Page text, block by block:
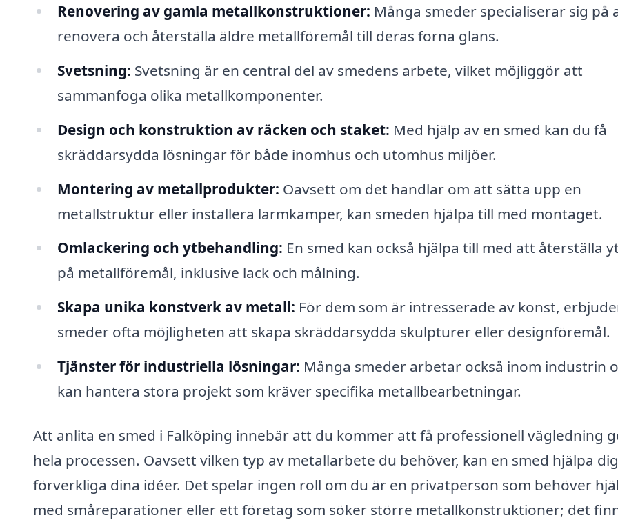
Renovering av gamla metallkonstruktioner: Många smeder specialiserar sig på
renovera och återställa äldre metallföremål till deras forna glans.
Svetsning: Svetsning är en central del av smedens arbete, vilket möjliggör att
sammanfoga olika metallkomponenter.
Design och konstruktion av räcken och staket: Med hjälp av en smed kan du få
skräddarsydda lösningar för både inomhus och utomhus miljöer.
Montering av metallprodukter: Oavsett om det handlar om att sätta upp en
metallstruktur eller installera larmkamper, kan smeden hjälpa till med montaget.
Omlackering och ytbehandling: En smed kan också hjälpa till med att återställa
på metallföremål, inklusive lack och målning.
Skapa unika konstverk av metall: För dem som är intresserade av konst,
smeder ofta möjligheten att skapa skräddarsydda skulpturer eller designföremål.
Tjänster för industriella lösningar: Många smeder arbetar också inom industrin
kan hantera stora projekt som kräver specifika metallbearbetningar.
Att anlita en smed i Falköping innebär att du kommer att få professionell vägledning
hela processen. Oavsett vilken typ av metallarbete du behöver, kan en smed hjälpa
förverkliga dina idéer. Det spelar ingen roll om du är en privatperson som behöver
med småreparationer eller ett företag som söker större metallkonstruktioner; det